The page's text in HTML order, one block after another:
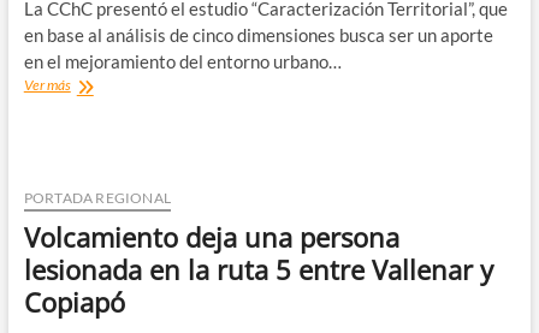
La CChC presentó el estudio “Caracterización Territorial”, que
en base al análisis de cinco dimensiones busca ser un aporte
en el mejoramiento del entorno urbano…
Ver más27
población
en
el
Copiapó-
Tierra
Amarilla,
PORTADA REGIONAL
Volcamiento deja una persona
lesionada en la ruta 5 entre Vallenar y
Copiapó